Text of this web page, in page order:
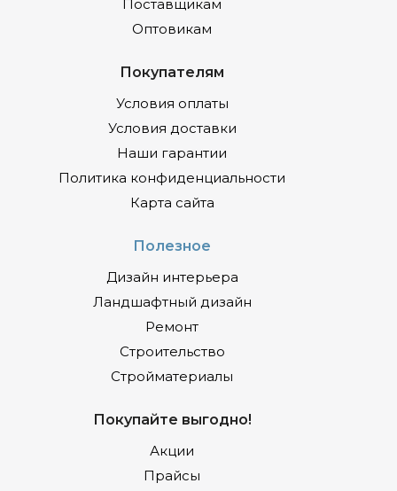
Поставщикам
Оптовикам
Покупателям
Условия оплаты
Условия доставки
Наши гарантии
Политика конфиденциальности
Карта сайта
Полезное
Дизайн интерьера
Ландшафтный дизайн
Ремонт
Строительство
Стройматериалы
Покупайте выгодно!
Акции
Прайсы